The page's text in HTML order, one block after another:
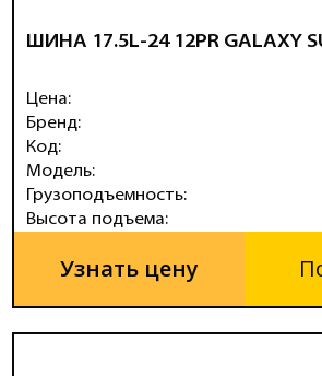
ШИНА 17.5L-24 12PR GALAXY
Цена:
Бренд:
Код:
Модель:
Грузоподъемность:
Высота подъема:
Узнать цену